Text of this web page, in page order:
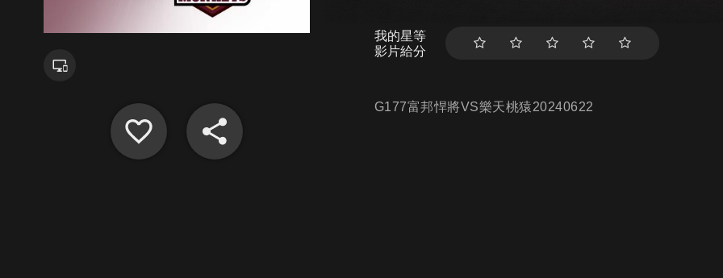
我的星等
影片給分
G177富邦悍將VS樂天桃猿20240622